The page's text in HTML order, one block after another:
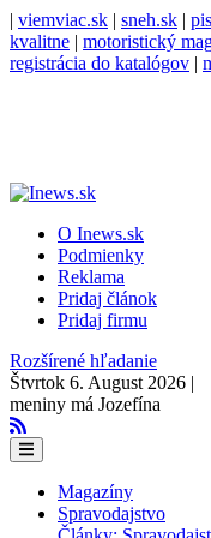
| viemviac.sk | sneh.sk |
kvalitne | motoristický
registrácia do katalógov |
O Inews.sk
Podmienky
Reklama
Pridaj článok
Pridaj firmu
Rozšírené hľadanie
Štvrtok 6. August 2026 |
meniny má Jozefína
Magazíny
Spravodajstvo